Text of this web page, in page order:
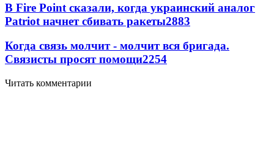
В Fire Point сказали, когда украинский аналог
Patriot начнет сбивать ракеты2883
Когда связь молчит - молчит вся бригада.
Связисты просят помощи2254
Читать комментарии